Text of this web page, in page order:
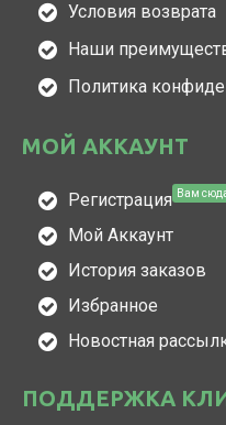
Условия возврата
Наши
Политика
МОЙ АККАУНТ
Регистрация Вам
Мой Аккаунт
История заказов
Избранное
Новостная
ПОДДЕРЖКА